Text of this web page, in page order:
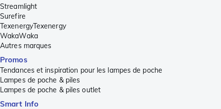
Streamlight
Surefire
TexenergyTexenergy
WakaWaka
Autres marques
Promos
Tendances et inspiration pour les lampes de poche
Lampes de poche & piles
Lampes de poche & piles outlet
Smart Info